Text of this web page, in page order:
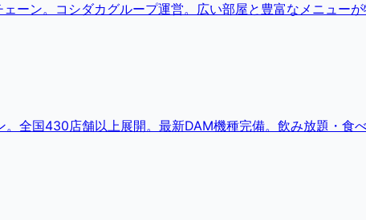
ーン。コシダカグループ運営。広い部屋と豊富なメニューが
全国430店舗以上展開。最新DAM機種完備。飲み放題・食べ